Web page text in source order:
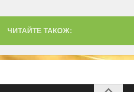
ЧИТАЙТЕ ТАКОЖ: